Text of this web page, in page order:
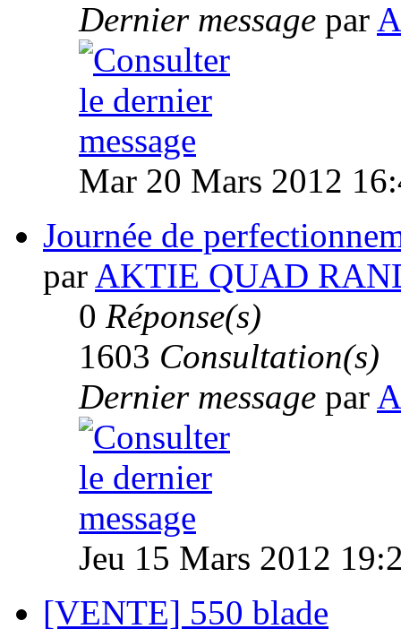
Dernier message par
Mar 20 Mars 2012
Journée de
par AKTIE QUAD
0 Réponse(s)
1603 Consultation(s)
Dernier message par
Jeu 15 Mars 2012
[VENTE] 550 blade